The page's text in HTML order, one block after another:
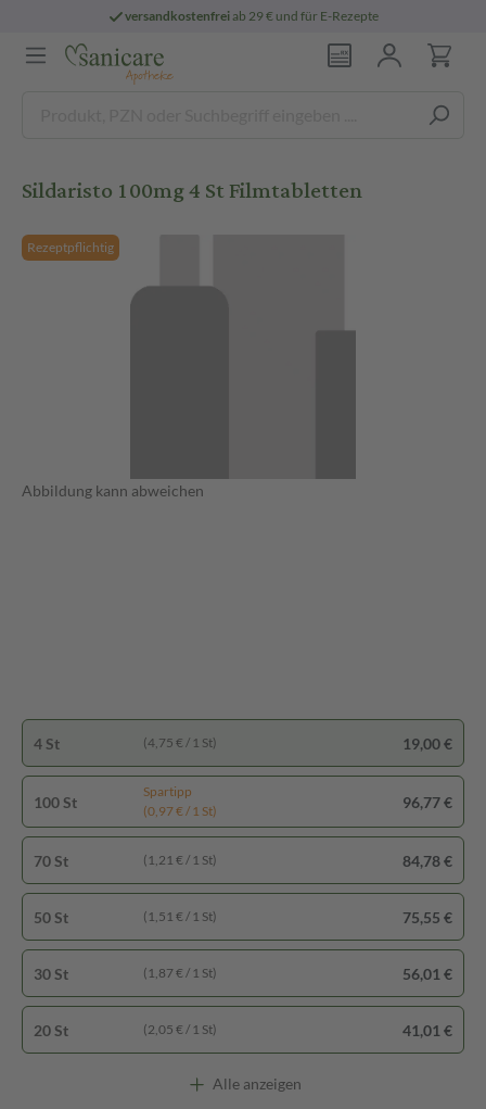
versandkostenfreiab 29 € und für E-Rezepte
Sildaristo 100mg 4 St Filmtabletten
Rezeptpflichtig
Abbildung kann abweichen
100 St
Spartipp
(0,97 € / 1 St)
96,77 €
70 St (1,21 € / 1 St) 84,78 €
50 St (1,51 € / 1 St) 75,55 €
30 St (1,87 € / 1 St) 56,01 €
20 St (2,05 € / 1 St) 41,01 €
4 St (4,75 € / 1 St) 19,00 €
Alle anzeigen